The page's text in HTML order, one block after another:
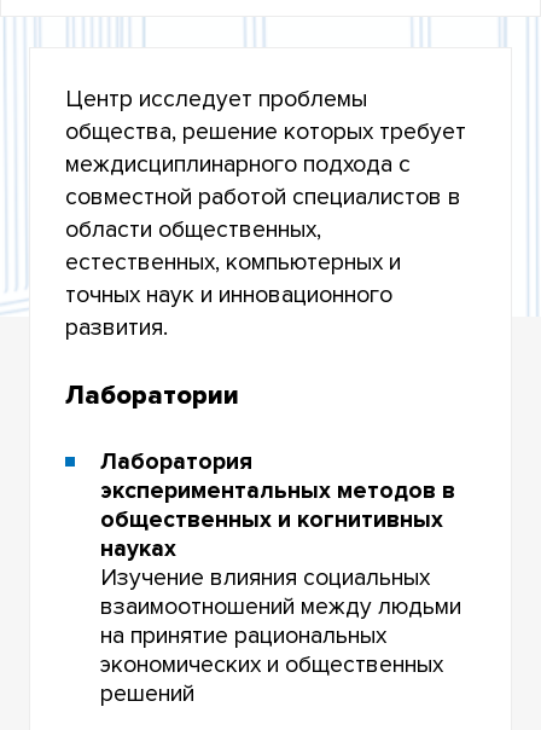
НОЦ ПЕРСПЕКТИВНЫХ ИССЛЕДОВАНИЙ В
Центр исследует проблемы
общества, решение которых требует
междисциплинарного подхода с
совместной работой специалистов в
области общественных,
естественных, компьютерных и
точных наук и инновационного
развития.
Лаборатории
Лаборатория
экспериментальных методов в
общественных и когнитивных
науках
Изучение влияния социальных
взаимоотношений между людьми
на принятие рациональных
экономических и общественных
решений